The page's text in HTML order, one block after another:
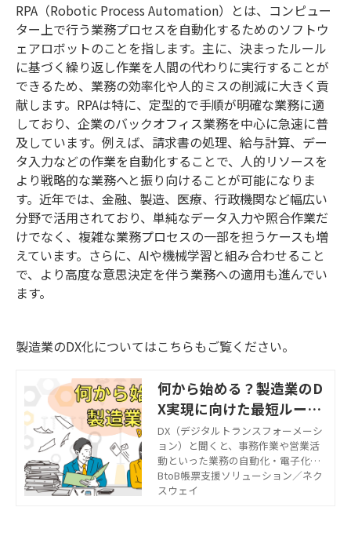
RPA（Robotic Process Automation）とは、コンピュー
ター上で行う業務プロセスを自動化するためのソフトウ
ェアロボットのことを指します。主に、決まったルール
に基づく繰り返し作業を人間の代わりに実行することが
できるため、業務の効率化や人的ミスの削減に大きく貢
献します。RPAは特に、定型的で手順が明確な業務に適
しており、企業のバックオフィス業務を中心に急速に普
及しています。例えば、請求書の処理、給与計算、デー
タ入力などの作業を自動化することで、人的リソースを
より戦略的な業務へと振り向けることが可能になりま
す。近年では、金融、製造、医療、行政機関など幅広い
分野で活用されており、単純なデータ入力や照合作業だ
けでなく、複雑な業務プロセスの一部を担うケースも増
えています。さらに、AIや機械学習と組み合わせること
で、より高度な意思決定を伴う業務への適用も進んでい
ます。
製造業のDX化についてはこちらもご覧ください。
何から始める？製造業のD
X実現に向けた最短ルート
を探る
DX（デジタルトランスフォーメーシ
ョン）と聞くと、事務作業や営業活
動といった業務の自動化・電子化を
思い浮かべる方が多いと思います。
しかし、自動化やデジタル化を進め
BtoB帳票支援ソリューション／ネク
スウェイ